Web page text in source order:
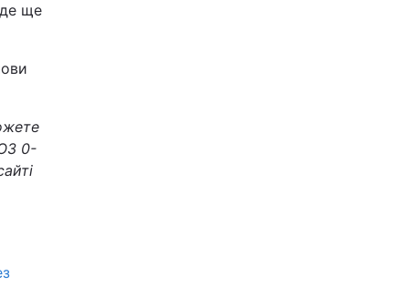
де ще
0-